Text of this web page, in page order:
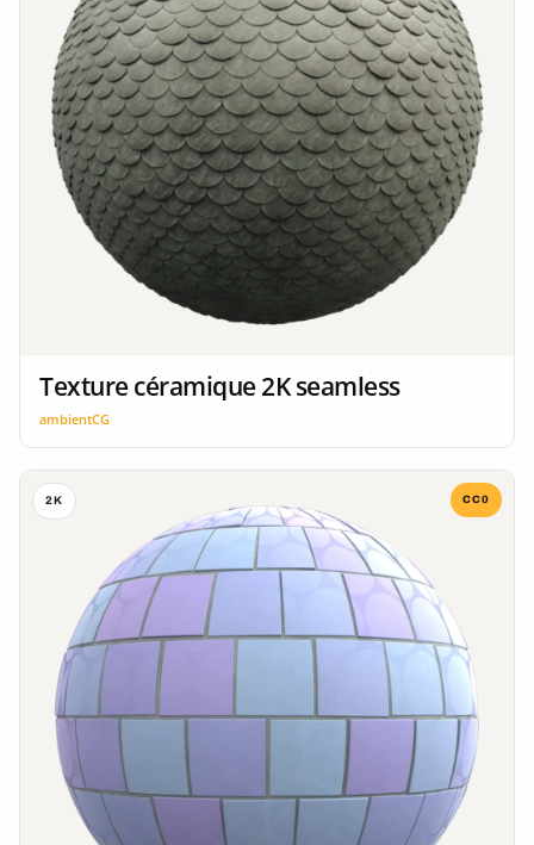
Texture céramique 2K seamless
ambientCG
2K CC0